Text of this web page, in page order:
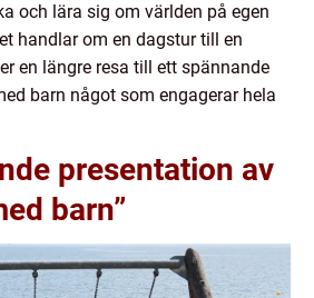
och lära sig om världen på egen
handlar om en dagstur till en
en längre resa till ett spännande
barn något som engagerar hela
presentation av
barn”